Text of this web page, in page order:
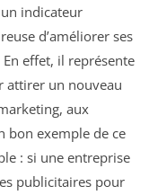
un indicateur
d’améliorer ses
effet, il représente
attirer un nouveau
aux
bon exemple de ce
: si une entreprise
publicitaires pour